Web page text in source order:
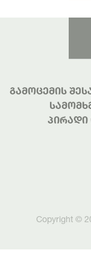
Გამოცემის
Პირადი
Copyright ©